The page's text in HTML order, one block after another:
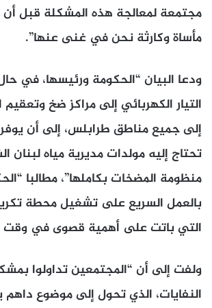
مجتمعة لمعالجة هذه المشكلة قبل
مأساة وكارثة نحن في غنى عنها”.
ودعا البيان “الحكومة ورئيسها، في
التيار الكهربائي إلى مراكز ضخ وتعقيم
إلى جميع مناطق طرابلس، إلى أن
تحتاج إليه مولدات مديرية مياه لبنان
منظومة المضخات بكاملها”، مطالبا
بالعمل السريع على تشغيل محطة
التي باتت على أهمية قصوى في وقت
ولفت إلى أن “المجتمعين تداولوا
النفايات، الذي تحول إلى موضوع داهم